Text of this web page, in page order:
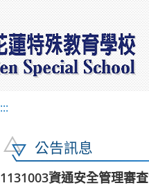
:::
公告訊息
1131003資通安全管理審